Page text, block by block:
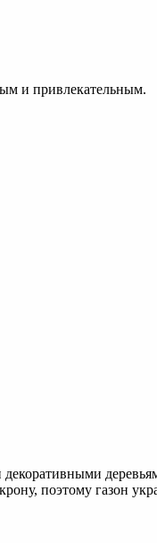
и привлекательным.
декоративными
поэтому газон